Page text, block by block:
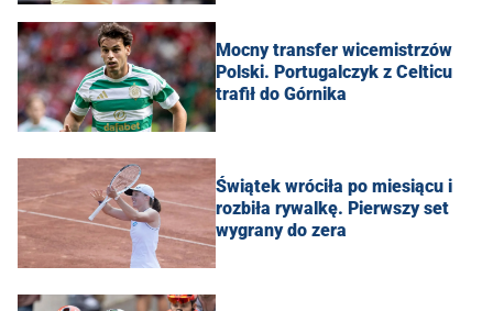
Mocny transfer wicemistrzów
Polski. Portugalczyk z Celticu
trafił do Górnika
Świątek wróciła po miesiącu i
rozbiła rywalkę. Pierwszy set
wygrany do zera